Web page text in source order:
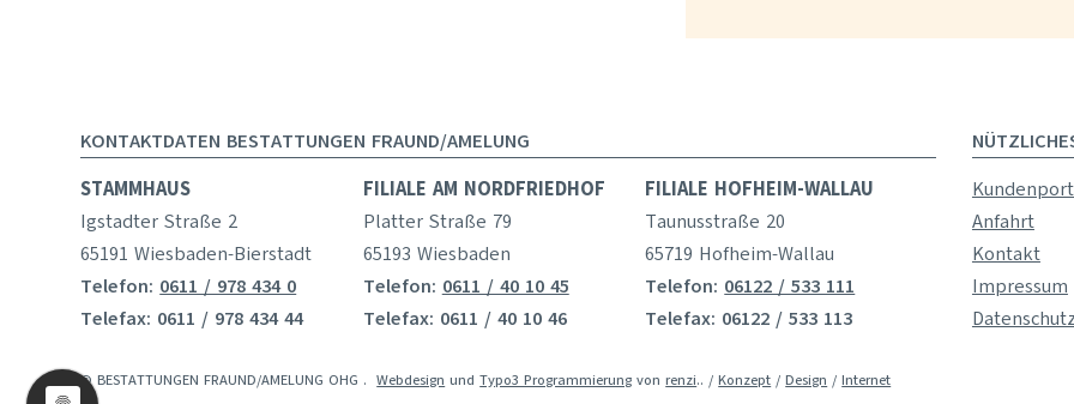
KONTAKTDATEN BESTATTUNGEN FRAUND/AMELUNG
STAMMHAUS
Igstadter Straße 2
65191 Wiesbaden-Bierstadt
Telefon: 0611 / 978 434 0
Telefax: 0611 / 978 434 44
FILIALE AM NORDFRIEDHOF
Platter Straße 79
65193 Wiesbaden
Telefon: 0611 / 40 10 45
Telefax: 0611 / 40 10 46
FILIALE HOFHEIM-WALLAU
Taunusstraße 20
65719 Hofheim-Wallau
Telefon: 06122 / 533 111
Telefax: 06122 / 533 113
Anfahrt
Kontakt
Impressum
Datenschutz
© BESTATTUNGEN FRAUND/AMELUNG OHG .Webdesign undTypo3 Programmierung vonrenzi.. /Konzept /Design /Internet